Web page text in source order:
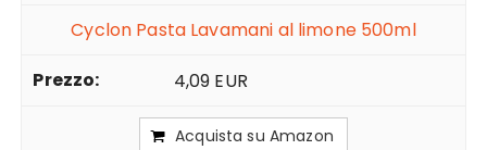
Cyclon Pasta Lavamani al limone 500ml
4,09 EUR
Acquista su Amazon